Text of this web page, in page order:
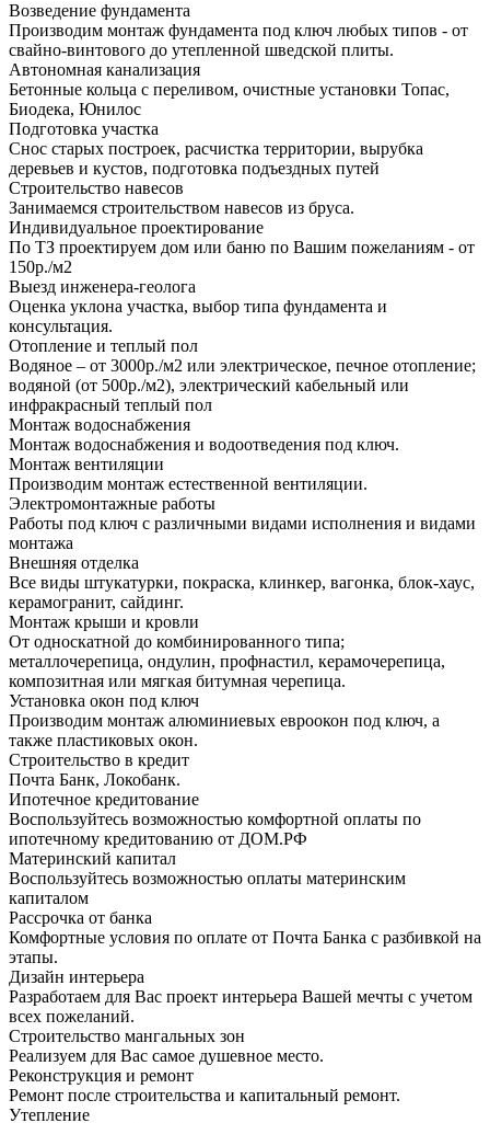
Возведение фундамента
Производим монтаж фундамента под ключ любых типов - от
свайно-винтового до утепленной шведской плиты.
Автономная канализация
Бетонные кольца с переливом, очистные установки Топас,
Биодека, Юнилос
Подготовка участка
Снос старых построек, расчистка территории, вырубка
деревьев и кустов, подготовка подъездных путей
Строительство навесов
Занимаемся строительством навесов из бруса.
Индивидуальное проектирование
По ТЗ проектируем дом или баню по Вашим пожеланиям - от
150р./м2
Выезд инженера-геолога
Оценка уклона участка, выбор типа фундамента и
консультация.
Отопление и теплый пол
Водяное – от 3000р./м2 или электрическое, печное отопление;
водяной (от 500р./м2), электрический кабельный или
инфракрасный теплый пол
Монтаж водоснабжения
Монтаж водоснабжения и водоотведения под ключ.
Монтаж вентиляции
Производим монтаж естественной вентиляции.
Электромонтажные работы
Работы под ключ с различными видами исполнения и видами
монтажа
Внешняя отделка
Все виды штукатурки, покраска, клинкер, вагонка, блок-хаус,
керамогранит, сайдинг.
Монтаж крыши и кровли
От односкатной до комбинированного типа;
металлочерепица, ондулин, профнастил, керамочерепица,
композитная или мягкая битумная черепица.
Установка окон под ключ
Производим монтаж алюминиевых евроокон под ключ, а
также пластиковых окон.
Строительство в кредит
Почта Банк, Локобанк.
Ипотечное кредитование
Воспользуйтесь возможностью комфортной оплаты по
ипотечному кредитованию от ДОМ.РФ
Материнский капитал
Воспользуйтесь возможностью оплаты материнским
капиталом
Рассрочка от банка
Комфортные условия по оплате от Почта Банка с разбивкой на
этапы.
Дизайн интерьера
Разработаем для Вас проект интерьера Вашей мечты с учетом
всех пожеланий.
Строительство мангальных зон
Реализуем для Вас самое душевное место.
Реконструкция и ремонт
Ремонт после строительства и капитальный ремонт.
Утепление